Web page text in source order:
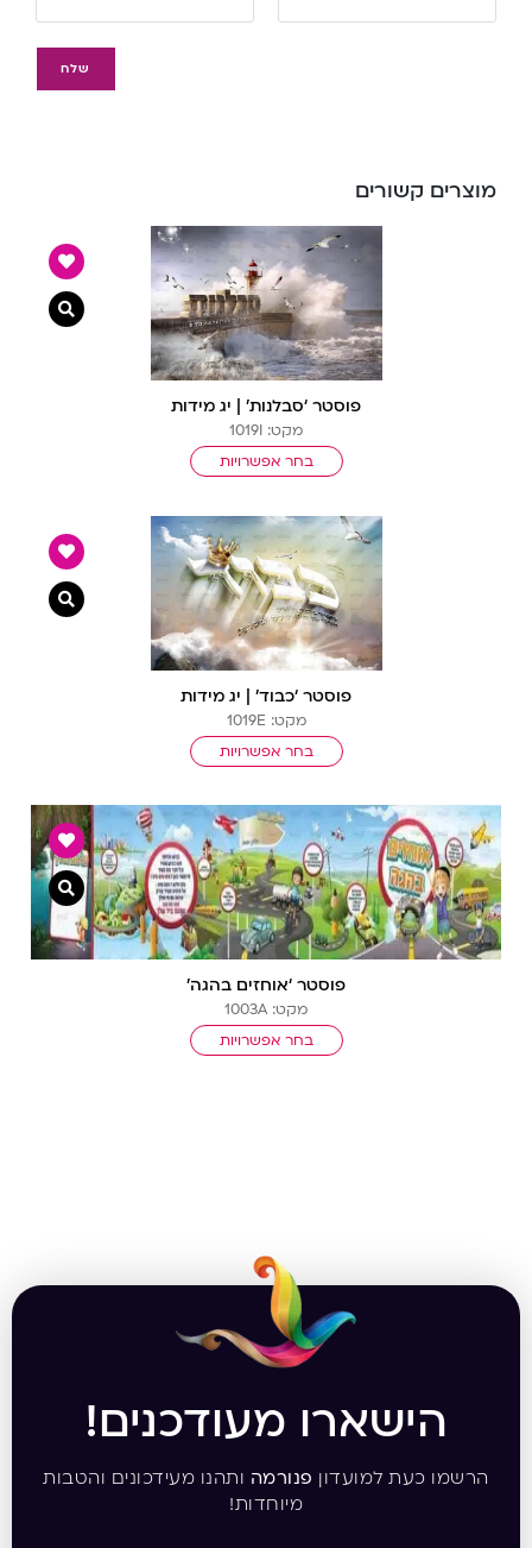
מוצרים קשורים
פוסטר ‘סבלנות’ | יג מידות
מקט: 1019I
בחר אפשרויות
צפייה
פוסטר ‘כבוד’ | יג מידות
מקט: 1019E
בחר אפשרויות
צפייה
פוסטר ‘אוחזים בהגה’
מקט: 1003A
בחר אפשרויות
צפייה
הישארו מעודכנים!
הרשמו כעת למועדון פנורמה ותהנו מעידכונים והטבות
מיוחדות!